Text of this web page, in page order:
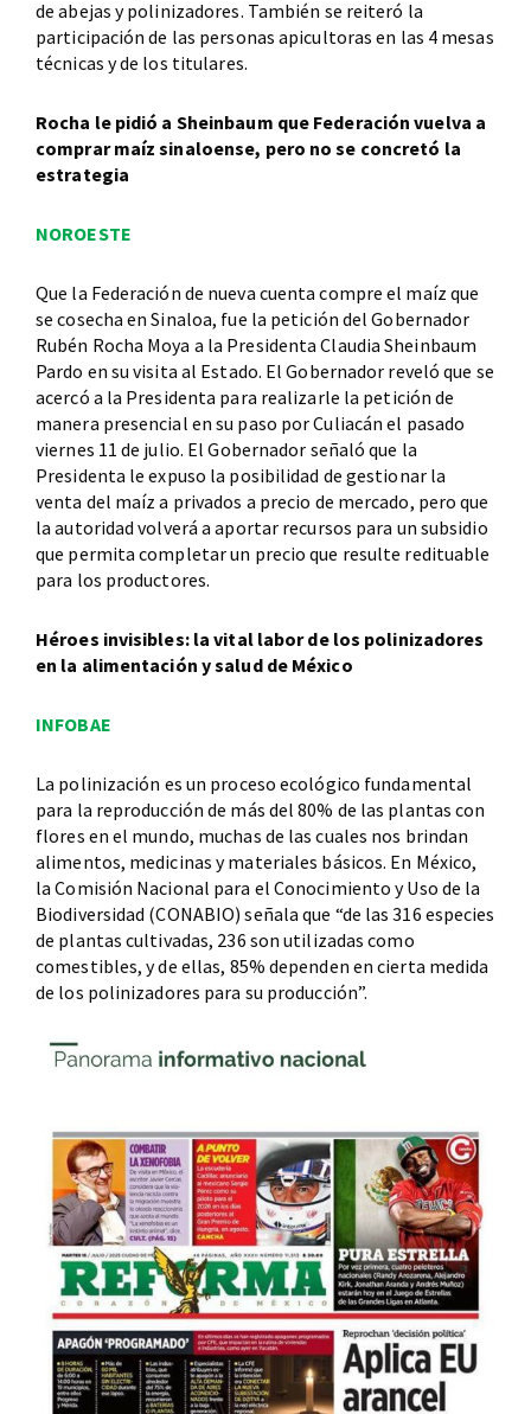
de abejas y polinizadores. También se reiteró la
participación de las personas apicultoras en las 4 mesas
técnicas y de los titulares.
Rocha le pidió a Sheinbaum que Federación vuelva a
comprar maíz sinaloense, pero no se concretó la
estrategia
NOROESTE
Que la Federación de nueva cuenta compre el maíz que
se cosecha en Sinaloa, fue la petición del Gobernador
Rubén Rocha Moya a la Presidenta Claudia Sheinbaum
Pardo en su visita al Estado. El Gobernador reveló que se
acercó a la Presidenta para realizarle la petición de
manera presencial en su paso por Culiacán el pasado
viernes 11 de julio. El Gobernador señaló que la
Presidenta le expuso la posibilidad de gestionar la
venta del maíz a privados a precio de mercado, pero que
la autoridad volverá a aportar recursos para un subsidio
que permita completar un precio que resulte redituable
para los productores.
Héroes invisibles: la vital labor de los polinizadores
en la alimentación y salud de México
INFOBAE
La polinización es un proceso ecológico fundamental
para la reproducción de más del 80% de las plantas con
flores en el mundo, muchas de las cuales nos brindan
alimentos, medicinas y materiales básicos. En México,
la Comisión Nacional para el Conocimiento y Uso de la
Biodiversidad (CONABIO) señala que “de las 316 especies
de plantas cultivadas, 236 son utilizadas como
comestibles, y de ellas, 85% dependen en cierta medida
de los polinizadores para su producción”.